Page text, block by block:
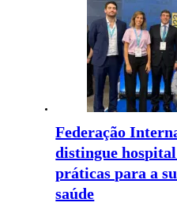
Federação
distingue
práticas para a
saúde